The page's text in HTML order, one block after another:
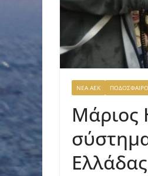
ΝΕΑ ΑΕΚ ΠΟΔΟΣΦΑΙΡΟ
Μάριος